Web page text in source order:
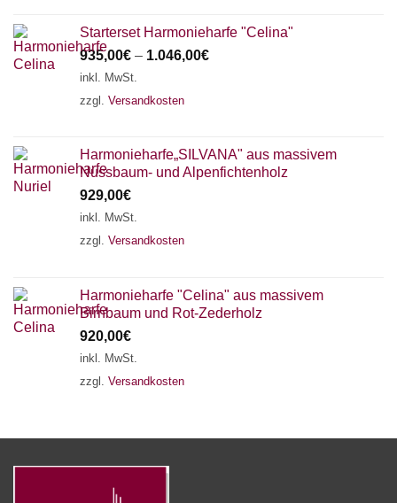
Starterset Harmonieharfe "Celina"
935,00€ – 1.046,00€
inkl. MwSt.
zzgl. Versandkosten
Harmonieharfe„SILVANA" aus massivem
Nussbaum- und Alpenfichtenholz
929,00€
inkl. MwSt.
zzgl. Versandkosten
Harmonieharfe "Celina" aus massivem
Birnbaum und Rot-Zederholz
920,00€
inkl. MwSt.
zzgl. Versandkosten